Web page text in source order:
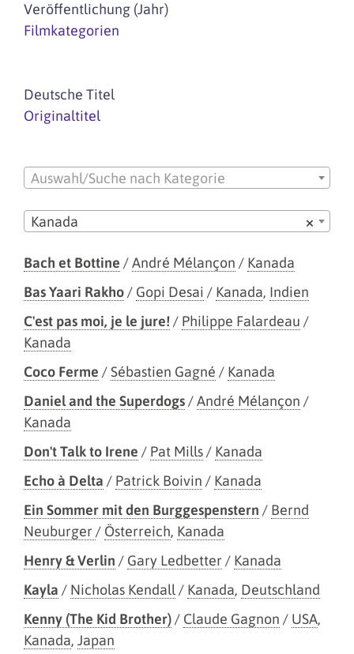
Veröffentlichung (Jahr)
Filmkategorien
Deutsche Titel
Originaltitel
Auswahl/Suche nach Kategorie
×
Kanada
Bach et Bottine /André Mélançon / Kanada
Bas Yaari Rakho/ Gopi Desai / Kanada, Indien
C'est pas moi, je le jure!/ Philippe Falardeau /
Kanada
Coco Ferme /Sébastien Gagné / Kanada
Daniel and the Superdogs/André Mélançon /
Kanada
Don't Talk to Irene / Pat Mills/ Kanada
Echo à Delta / Patrick Boivin / Kanada
Ein Sommer mit den Burggespenstern / Bernd
Neuburger / Österreich, Kanada
Henry & Verlin / Gary Ledbetter / Kanada
Kayla / Nicholas Kendall/ Kanada, Deutschland
Kenny (The Kid Brother)/ Claude Gagnon / USA,
Kanada, Japan